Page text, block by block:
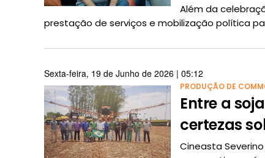
Além da
prestação de serviços e mobilização política
Sexta-feira, 19 de Junho de 2026 | 05:12
PRODUÇÃO DE
Entre a
certezas
Cineasta